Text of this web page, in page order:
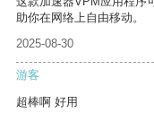
助你在网络上自由移动。
2025-08-30
游客
超棒啊 好用